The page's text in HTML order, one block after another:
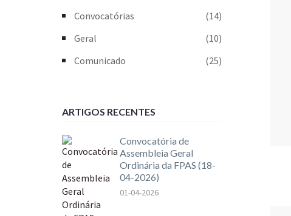
Convocatórias
(14)
Geral
(10)
Comunicado
(25)
ARTIGOS RECENTES
Convocatória de
Assembleia Geral
Ordinária da FPAS (18-
04-2026)
01-04-2026